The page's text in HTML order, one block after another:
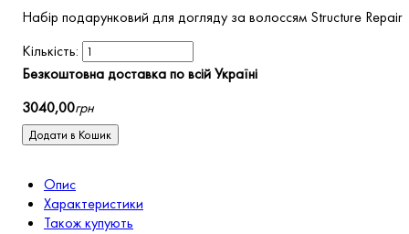
Набір подарунковий для догляду за волоссям Structure Repair
Безкоштовна доставка по всій Україні
3040,00грн
Додати в Кошик
Опис
Характеристики
Також купують